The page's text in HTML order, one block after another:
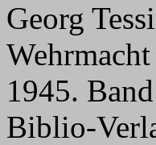
Georg
1945.
Biblio-